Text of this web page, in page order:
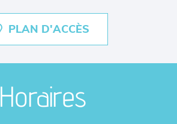
PLAN D'ACCÈS
Horaires